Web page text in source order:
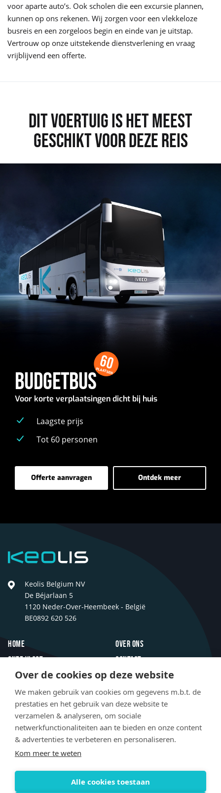
voor aparte auto’s. Ook scholen die een excursie plannen,
kunnen op ons rekenen. Wij zorgen voor een vlekkeloze
busreis en een zorgeloos begin en einde van je uitstap.
Vertrouw op onze uitstekende dienstverlening en vraag
vrijblijvend een offerte.
DIT VOERTUIG IS HET MEEST
GESCHIKT VOOR DEZE REIS
BUDGETBUS
60
PLAATSEN
Voor korte verplaatsingen dicht bij huis
Laagste prijs
Tot 60 personen
Offerte aanvragen
-
Budgetbus
Ontdek meer
-
Budgetbus
Keolis
Keolis Belgium NV
De Béjarlaan 5
1120 Neder-Over-Heembeek - België
BE0892 620 526
Footer
Home
Onze vloot
Inspiratie
Innovaties
Newsroom
Over ons
Contact
FAQ
Jobs
© 2020 - 2026. All rights reserved
Social
media
Instagram
Terms & conditions Cookie settings
Over de cookies op deze website
We maken gebruik van cookies om gegevens m.b.t. de
prestaties en het gebruik van deze website te
verzamelen & analyseren, om sociale
netwerkfunctionaliteiten aan te bieden en onze content
& advertenties te verbeteren en personaliseren.
Kom meer te weten
Alle cookies toestaan